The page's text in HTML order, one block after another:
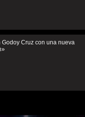
Cruz con una nueva